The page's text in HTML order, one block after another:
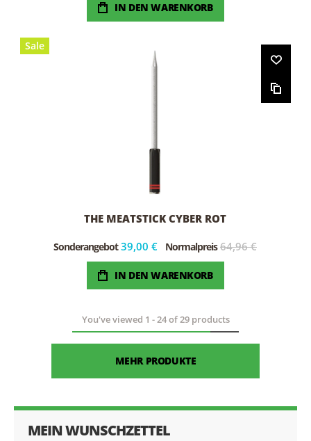
IN DEN WARENKORB
Sale
THE MEATSTICK CYBER ROT
Sonderangebot 39,00 € Normalpreis 64,96 €
IN DEN WARENKORB
You've viewed 1 -24of29products
MEHR PRODUKTE
MEIN WUNSCHZETTEL